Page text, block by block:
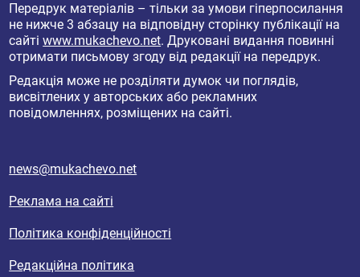
Передрук матеріалів – тільки за умови гіперпосилання
не нижче 3 абзацу на відповідну сторінку публікації на
сайтіwww.mukachevo.net. Друковані видання повинні
отримати письмову згоду від редакції на передрук.
Редакція може не розділяти думок чи поглядів,
висвітлених у авторських або рекламних
повідомленнях, розміщених на сайті.
news@mukachevo.net
Реклама на сайті
Політика конфіденційності
Редакційна політика